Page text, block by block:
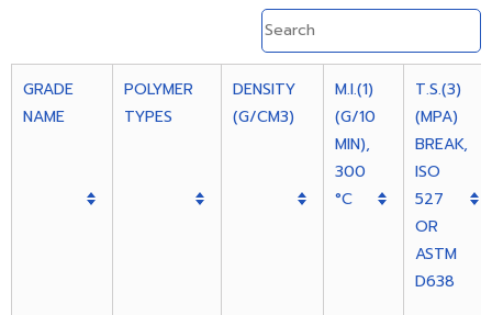
GRADE
NAME
POLYMER
TYPES
DENSITY
(G/CM3)
M.I.(1)
(G/10
MIN),
300
°C
T.S.(3)
(MPA)
BREAK,
ISO
527
OR
ASTM
D638